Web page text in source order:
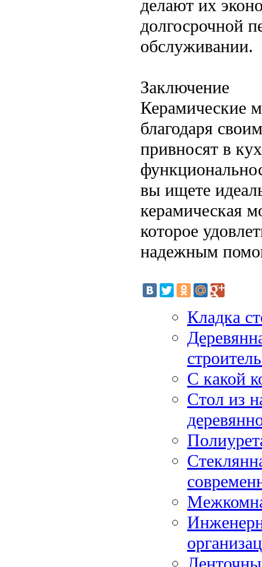
делают их
долгосрочной
обслуживании.
Заключение
Керамические
благодаря
привносят в
вы ищете
керамическая
которое
надежным
Кладка
С какой
Стол из